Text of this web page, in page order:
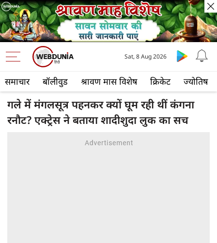
समाचार बॉलीवुड श्रावण मास विशेष क्रिकेट ज्योतिष
Sat, 8 Aug 2026
गले में मंगलसूत्र पहनकर क्यों घूम रही थीं कंगना
रनौट? एक्ट्रेस ने बताया शादीशुदा लुक का सच